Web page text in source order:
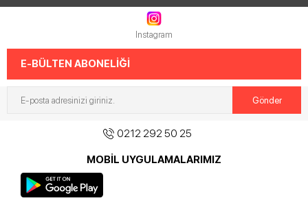
Instagram
E-BÜLTEN ABONELİĞİ
0212 292 50 25
MOBİL UYGULAMALARIMIZ